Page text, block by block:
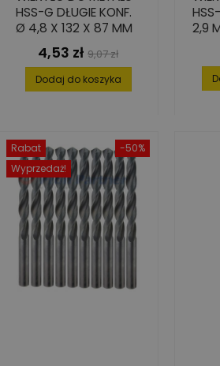
HSS-G DŁUGIE KONF.
Ø 4,8 X 132 X 87 MM
Cena
4,53 zł Cena
podstawowa
9,07 zł
Dodaj do koszyka
2,9
-50%
Rabat
Wyprzedaż!